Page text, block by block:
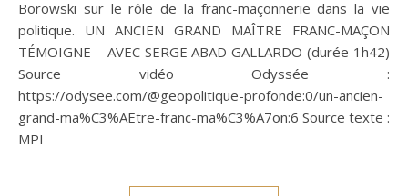
Borowski sur le rôle de la franc-maçonnerie dans la vie
politique. UN ANCIEN GRAND MAÎTRE FRANC-MAÇON
TÉMOIGNE – AVEC SERGE ABAD GALLARDO (durée 1h42)
Source vidéo Odyssée :
https://odysee.com/@geopolitique-profonde:0/un-ancien-
grand-ma%C3%AEtre-franc-ma%C3%A7on:6 Source texte :
MPI